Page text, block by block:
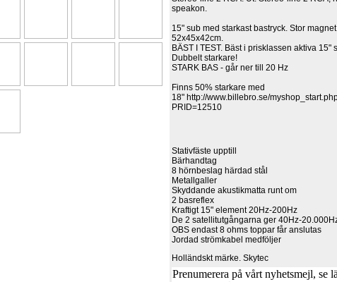
speakon.
15" sub med starkast bastryck. Stor
52x45x42cm.
BÄST I TEST. Bäst i prisklassen aktiva 15"
Dubbelt starkare!
STARK BAS - går ner till 20 Hz
Finns 50% starkare med
18" http://www.billebro.se/
PRID=12510
Stativfäste upptill
Bärhandtag
8 hörnbeslag härdad stål
Metallgaller
Skyddande akustikmatta runt om
2 basreflex
Kraftigt 15" element 20Hz-200Hz
De 2 satellitutgångarna ger 40Hz-
OBS endast 8 ohms toppar får anslutas
Jordad strömkabel medföljer
Holländskt märke. Skytec
Prenumerera på vårt nyhetsmejl, se